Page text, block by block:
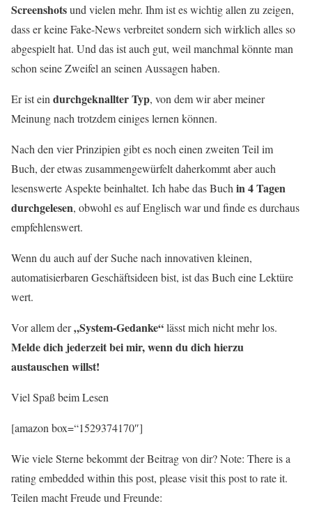
Screenshotsund vielen mehr. Ihm ist es wichtig allen zu zeigen,
dass er keine Fake-News verbreitet sondern sich wirklich alles so
abgespielt hat. Und das ist auch gut, weil manchmal könnte man
schon seine Zweifel an seinen Aussagen haben.
Er ist ein durchgeknallter Typ, von dem wir aber meiner
Meinung nach trotzdem einiges lernen können.
Nach den vier Prinzipien gibt es noch einen zweiten Teil im
Buch, der etwas zusammengewürfelt daherkommt aber auch
lesenswerte Aspekte beinhaltet. Ich habe das Buch in 4 Tagen
durchgelesen, obwohl es auf Englisch war und finde es durchaus
empfehlenswert.
Wenn du auch auf der Suche nach innovativen kleinen,
automatisierbaren Geschäftsideen bist, ist das Buch eine Lektüre
wert.
Vor allem der„System-Gedanke“lässt mich nicht mehr los.
Melde dich jederzeit bei mir, wenn du dich hierzu
austauschen willst!
Viel Spaß beim Lesen
[amazon box=“1529374170″]
Wie viele Sterne bekommt der Beitrag von dir? Note: There is a
rating embedded within this post, please visit this post to rate it.
Teilen macht Freude und Freunde: